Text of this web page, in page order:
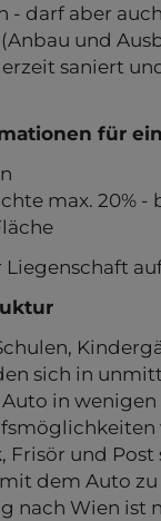
- darf aber
und
saniert
für
max. 20% -
Liegenschaft
sich in
in wenigen
Frisör und Post
dem Auto zu
nach Wien ist